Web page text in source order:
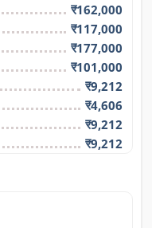
₹162,000
₹117,000
₹177,000
₹101,000
₹9,212
₹4,606
₹9,212
₹9,212